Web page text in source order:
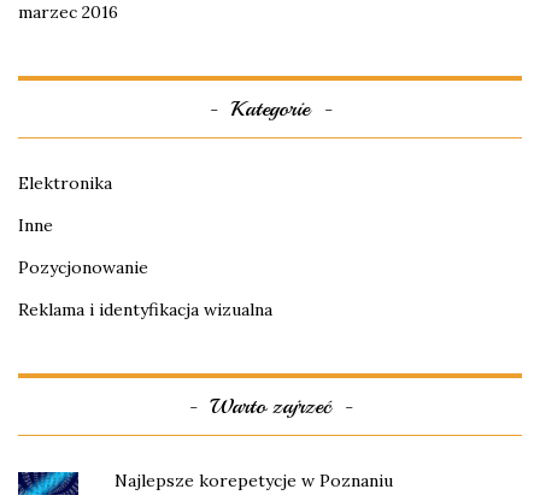
marzec 2016
Kategorie
Elektronika
Inne
Pozycjonowanie
Reklama i identyfikacja wizualna
Warto zajrzeć
Najlepsze korepetycje w Poznaniu